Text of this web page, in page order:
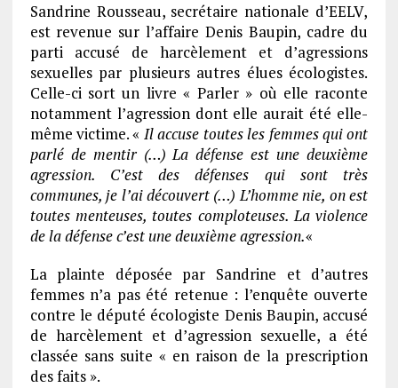
Sandrine Rousseau, secrétaire nationale d’EELV,
est revenue sur l’affaire Denis Baupin, cadre du
parti accusé de harcèlement et d’agressions
sexuelles par plusieurs autres élues écologistes.
Celle-ci sort un livre « Parler » où elle raconte
notamment l’agression dont elle aurait été elle-
même victime. « Il accuse toutes les femmes qui ont
parlé de mentir (…) La défense est une deuxième
agression. C’est des défenses qui sont très
communes, je l’ai découvert (…) L’homme nie, on est
toutes menteuses, toutes comploteuses. La violence
de la défense c’est une deuxième agression.«
La plainte déposée par Sandrine et d’autres
femmes n’a pas été retenue : l’enquête ouverte
contre le député écologiste Denis Baupin, accusé
de harcèlement et d’agression sexuelle, a été
classée sans suite « en raison de la prescription
des faits ».